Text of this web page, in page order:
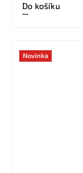
Do košíku
Novinka